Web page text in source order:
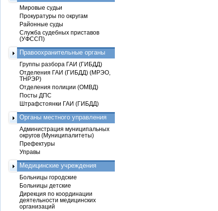
Мировые судьи
Прокуратуры по округам
Районные суды
Служба судебных приставов
(УФССП)
Правоохранительные органы
Группы разбора ГАИ (ГИБДД)
Отделения ГАИ (ГИБДД) (МРЭО,
ТНРЭР)
Отделения полиции (ОМВД)
Посты ДПС
Штрафстоянки ГАИ (ГИБДД)
Органы местного управления
Администрация муниципальных
округов (Муниципалитеты)
Префектуры
Управы
Медицинские учреждения
Больницы городские
Больницы детские
Дирекция по координации
деятельности медицинских
организаций